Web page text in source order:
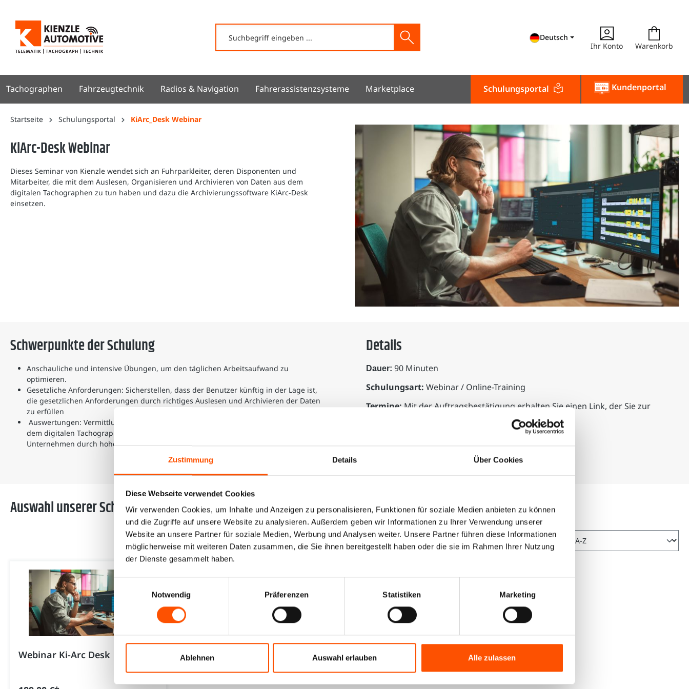
Zustimmung Details Über Cookies
Diese Webseite verwendet Cookies
Wir verwenden Cookies, um Inhalte und Anzeigen zu personalisieren, Funktionen für soziale Medien anbieten zu können
und die Zugriffe auf unsere Website zu analysieren. Außerdem geben wir Informationen zu Ihrer Verwendung unserer
Website an unsere Partner für soziale Medien, Werbung und Analysen weiter. Unsere Partner führen diese Informationen
möglicherweise mit weiteren Daten zusammen, die Sie ihnen bereitgestellt haben oder die sie im Rahmen Ihrer Nutzung
der Dienste gesammelt haben.
Notwendig
Präferenzen Statistiken Marketing
Ablehnen Auswahl erlauben Alle zulassen
Deutsch
Ihr Konto
Warenkorb
Tachographen Fahrzeugtechnik Radios & Navigation Fahrerassistenzsysteme Marketplace Kundenportal
Schulungsportal
Startseite Schulungsportal KiArc_Desk Webinar
KiArc-Desk Webinar
Dieses Seminar von Kienzle wendet sich an Fuhrparkleiter, deren Disponenten und
Mitarbeiter, die mit dem Auslesen, Organisieren und Archivieren von Daten aus dem
digitalen Tachographen zu tun haben und dazu die Archivierungssoftware KiArc-Desk
einsetzen.
Schwerpunkte der Schulung
Anschauliche und intensive Übungen, um den täglichen Arbeitsaufwand zu
optimieren.
Gesetzliche Anforderungen: Sicherstellen, dass der Benutzer künftig in der Lage ist,
die gesetzlichen Anforderungen durch richtiges Auslesen und Archivieren der Daten
zu erfüllen
Auswertungen: Vermittlung weitreichender Kenntnisse, damit Fehler im Umgang mit
dem digitalen Tachographen oder sonstige Verstöße erkannt werden, bevor das
Unternehmen durch hohe Bußgelder belastet wird.
Details
Dauer: 90 Minuten
Schulungsart: Webinar / Online-Training
Termine: Mit der Auftragsbestätigung erhalten Sie einen Link, der Sie zur
Auswahl unserer Schulungen
Webinar Ki-Arc Desk